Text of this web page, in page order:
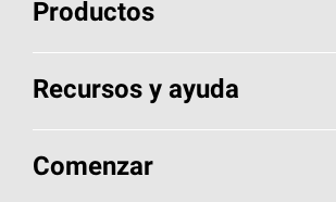
Productos
Elija sus tejas
Encuentre un contratista
Recursos y ayuda
Aspectos básicos sobre techos
Comenzar